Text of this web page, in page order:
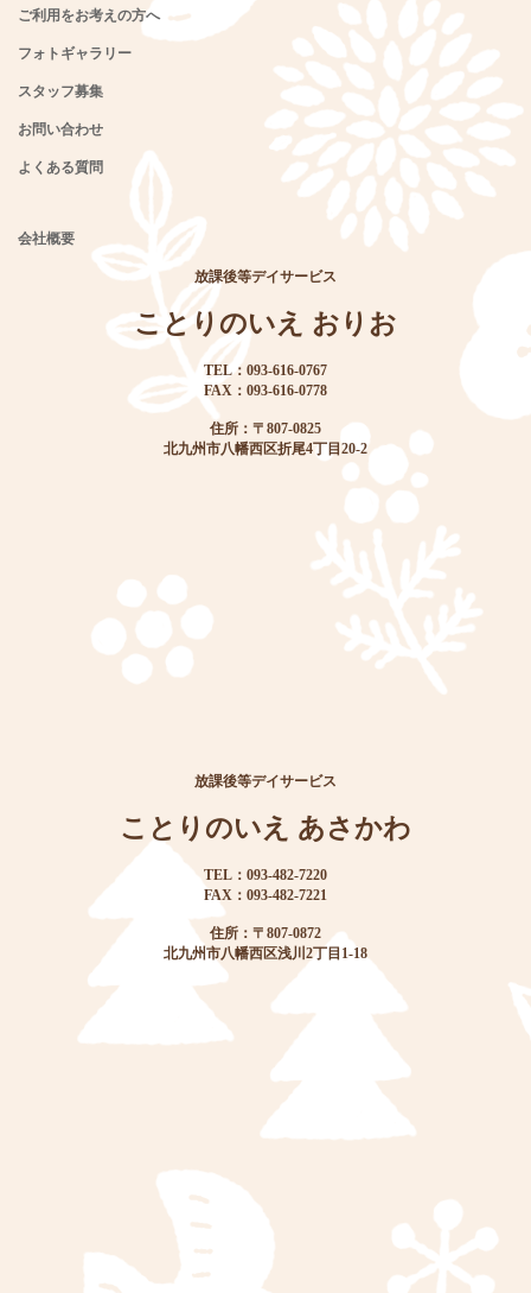
ご利用をお考えの方へ
フォトギャラリー
スタッフ募集
お問い合わせ
よくある質問
会社概要
放課後等デイサービス
ことりのいえ おりお
TEL：093-616-0767
FAX：093-616-0778
住所：〒807-0825
北九州市八幡西区折尾4丁目20-2
放課後等デイサービス
ことりのいえ あさかわ
TEL：093-482-7220
FAX：093-482-7221
住所：〒807-0872
北九州市八幡西区浅川2丁目1-18